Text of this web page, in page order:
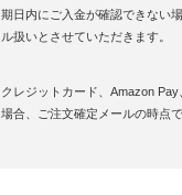
期日内にご入金が確認できない
ル扱いとさせていただきます。
クレジットカード、Amazon
場合、ご注文確定メールの時点